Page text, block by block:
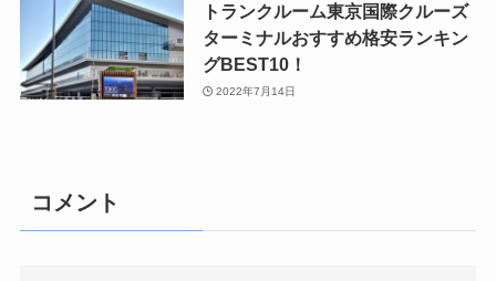
トランクルーム東京国際クルーズ
ターミナルおすすめ格安ランキン
グBEST10！
2022年7月14日
コメント